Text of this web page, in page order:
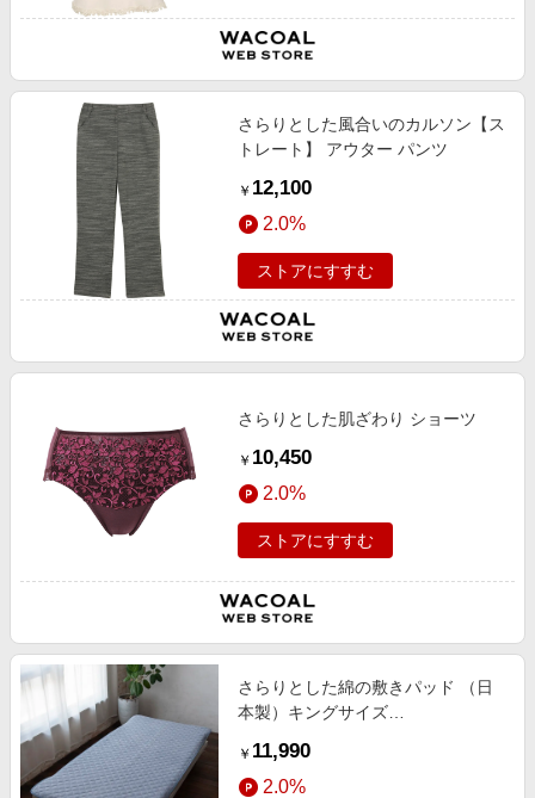
さらりとした風合いのカルソン【ス
トレート】 アウター パンツ
￥ 12,100
2.0%
ストアにすすむ
さらりとした肌ざわり ショーツ
￥ 10,450
2.0%
ストアにすすむ
さらりとした綿の敷きパッド （日
本製）キングサイズ
限定〉
￥ 11,990
2.0%